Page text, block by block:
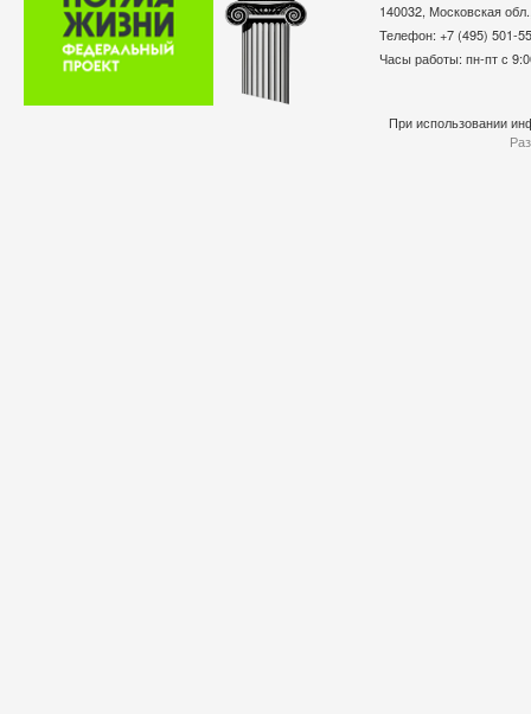
140032, Московская
Телефон: +7 (495)
Часы работы: пн-пт с
При использовании